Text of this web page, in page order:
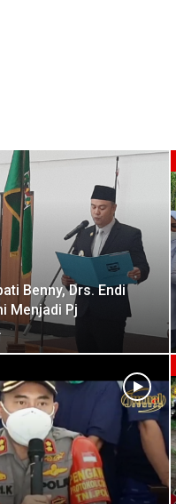
Benny, Drs. Endi
Menjadi Pj